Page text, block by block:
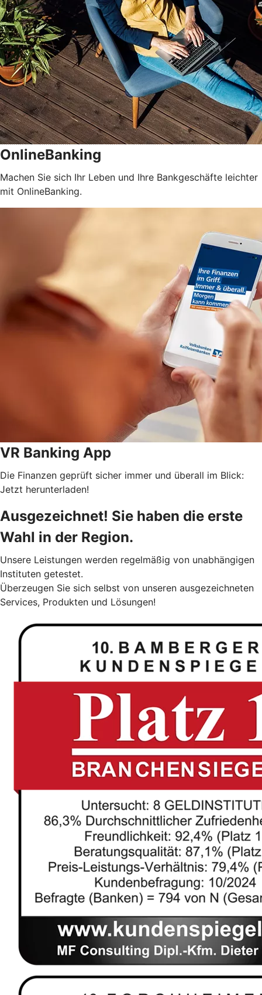
OnlineBanking
Machen Sie sich Ihr Leben und Ihre Bankgeschäfte leichter
mit OnlineBanking.
VR Banking App
Die Finanzen geprüft sicher immer und überall im Blick:
Jetzt herunterladen!
Ausgezeichnet! Sie haben die erste
Wahl in der Region.
Unsere Leistungen werden regelmäßig von unabhängigen
Instituten getestet.
Überzeugen Sie sich selbst von unseren ausgezeichneten
Services, Produkten und Lösungen!